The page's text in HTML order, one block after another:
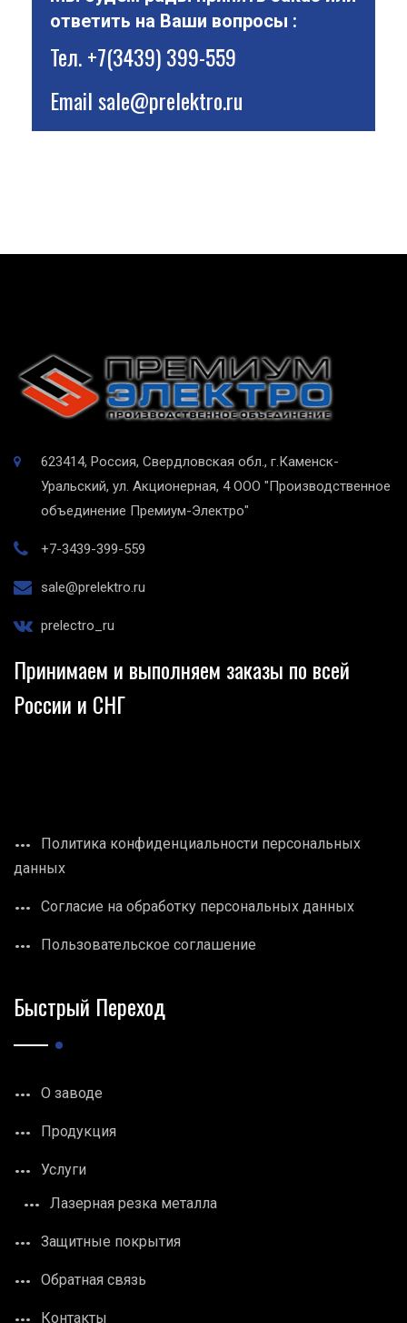
ответить на Ваши вопросы :
Тел.+7(3439) 399-559
Emailsale@prelektro.ru
623414, Россия, Свердловская обл., г.Каменск-
Уральский, ул. Акционерная, 4 ООО "Производственное
объединение Премиум-Электро"
+7-3439-399-559
sale@prelektro.ru
prelectro_ru
Принимаем и выполняем заказы по всей
России и СНГ
Политика конфиденциальности персональных
данных
Согласие на обработку персональных данных
Пользовательское соглашение
Быстрый Переход
О заводе
Продукция
Услуги
Лазерная резка металла
Защитные покрытия
Обратная связь
Контакты